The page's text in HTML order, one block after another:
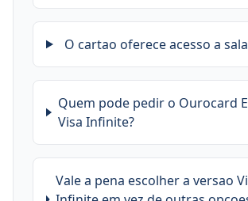
O cartao oferece acesso a
Quem pode pedir o Ourocard
Visa Infinite?
Vale a pena escolher a versao